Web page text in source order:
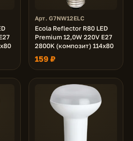
Арт. G7NW12ELC
Ecola Reflector R80 LED
Premium 12,0W 220V E27
2800K (композит) 114x80
159 ₽